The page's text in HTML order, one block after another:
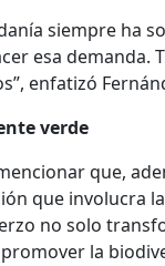
siempre ha
esa demanda.
enfatizó
verde
que,
que involucra
no solo
la